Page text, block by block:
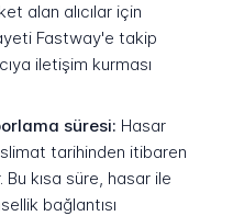
alan alıcılar için
Fastway'e takip
iletişim kurması
süresi: Hasar
tarihinden itibaren
Bu kısa süre, hasar ile
bağlantısı